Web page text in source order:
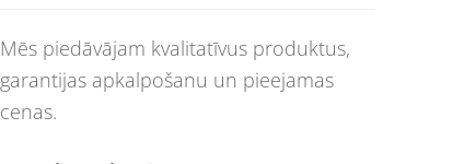
Mēs piedāvājam kvalitatīvus produktus,
garantijas apkalpošanu un pieejamas
cenas.